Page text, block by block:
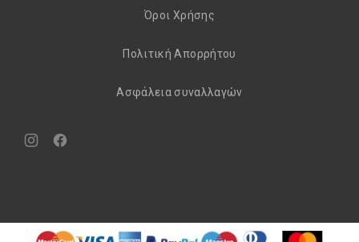
Όροι Χρήσης
Πολιτική Απορρήτου
Aσφάλεια συναλλαγών
Νέο
Νέο